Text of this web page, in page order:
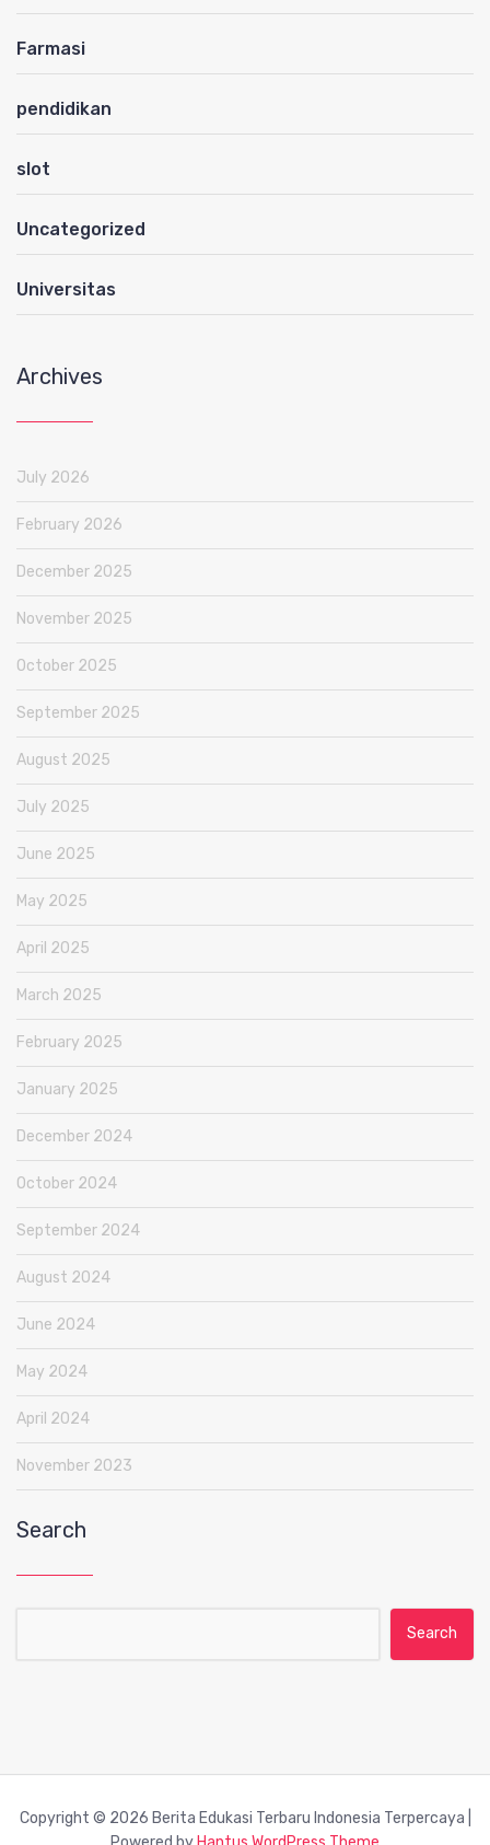
Farmasi
pendidikan
slot
Uncategorized
Universitas
Archives
July 2026
February 2026
December 2025
November 2025
October 2025
September 2025
August 2025
July 2025
June 2025
May 2025
April 2025
March 2025
February 2025
January 2025
December 2024
October 2024
September 2024
August 2024
June 2024
May 2024
April 2024
November 2023
Search
Copyright © 2026 Berita Edukasi Terbaru Indonesia Terpercaya |